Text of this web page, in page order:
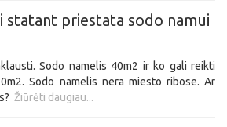
statant priestata sodo namui
Sodo namelis 40m2 ir ko gali reikti
Sodo namelis nera miesto ribose. Ar
Žiūrėti daugiau...